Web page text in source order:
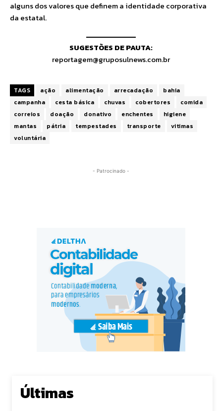
alguns dos valores que definem a identidade corporativa
da estatal.
SUGESTÕES DE PAUTA:
reportagem@gruposulnews.com.br
TAGS ação alimentação arrecadação
bahia
campanha
cesta básica chuvas cobertores
comida
correios
doação donativo enchentes
higiene
mantas
pátria tempestades transporte
vitimas
voluntária
- Patrocinado -
Últimas